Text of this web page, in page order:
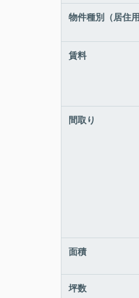
物件種別（居住用
賃料
間取り
面積
坪数